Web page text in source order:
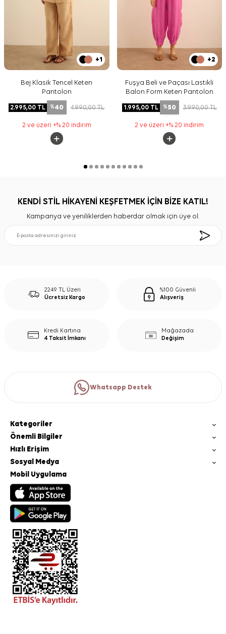
+1
Bej Klasik Tencel Keten
Pantolon
2.995,00 TL %40 4.990,00TL
2 ve üzeri +% 20 indirim
+2
Fuşya Beli ve Paçası Lastikli
Balon Form Keten Pantolon
1.995,00TL %50 3.990,00TL
2 ve üzeri +% 20 indirim
KENDİ STİL HİKAYENİ KEŞFETMEK İÇİN BİZE KATIL!
Kampanya ve yeniliklerden haberdar olmak için üye ol.
2249 TL Üzeri
Ücretsiz Kargo
%100 Güvenli
Alışveriş
Kredi Kartına
4 Taksit İmkanı
Mağazada
Değişim
Whatsapp Destek
Kategoriler
Önemli Bilgiler
Hızlı Erişim
Sosyal Medya
Mobil Uygulama